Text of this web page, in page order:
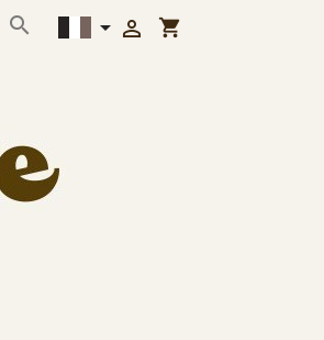
   shopping_cart